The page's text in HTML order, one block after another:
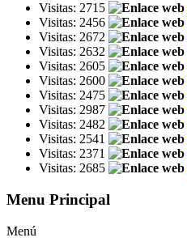
Visitas: 2715
Visitas: 2456
Visitas: 2672
Visitas: 2632
Visitas: 2605
Visitas: 2600
Visitas: 2475
Visitas: 2987
Visitas: 2482
Visitas: 2541
Visitas: 2371
Visitas: 2685
Menu Principal
Menú